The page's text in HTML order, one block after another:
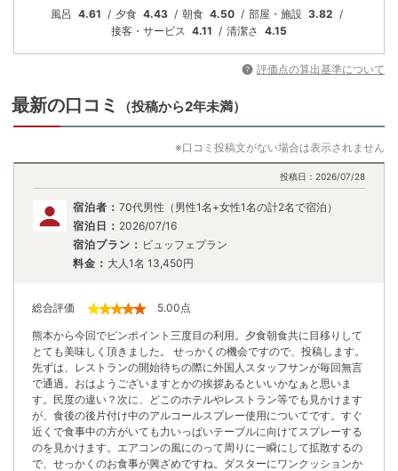
風呂 4.61 夕食 4.43 朝食 4.50 部屋・施設 3.82
接客・ サービス 4.11 清潔さ 4.15
評価点の算出基準について
最新の口コミ （投稿から2年未満）
※口コミ投稿文がない場合は表示されません
投稿日： 2026/07/28
宿泊者： 70代男性（男性1名+女性1名の計2名で宿泊）
宿泊日： 2026/07/16
宿泊プラン： ビュッフェプラン
料金： 大人1名 13,450円
総合評価 5.00点
熊本から今回でピンポイント三度目の利用。夕食朝食共に目移りして
とても美味しく頂きました。 せっかくの機会ですので、投稿します。
先ずは、レストランの開始待ちの際に外国人スタッフサンが毎回無言
で通過。おはようございますとかの挨拶あるといいかなぁと思いま
す。民度の違い？次に、どこのホテルやレストラン等でも見かけます
が、食後の後片付け中のアルコールスプレー使用についてです。すぐ
近くで食事中の方がいても力いっぱいテーブルに向けてスプレーする
のを見かけます。エアコンの風にのって周りに一瞬にして拡散するの
で、せっかくのお食事が興ざめですね。ダスターにワンクッションか